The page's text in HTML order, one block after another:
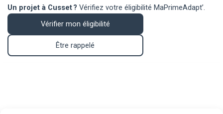
Un projet à Cusset ? Vérifiez votre éligibilité MaPrimeAdapt’.
Vérifier mon éligibilité
Être rappelé